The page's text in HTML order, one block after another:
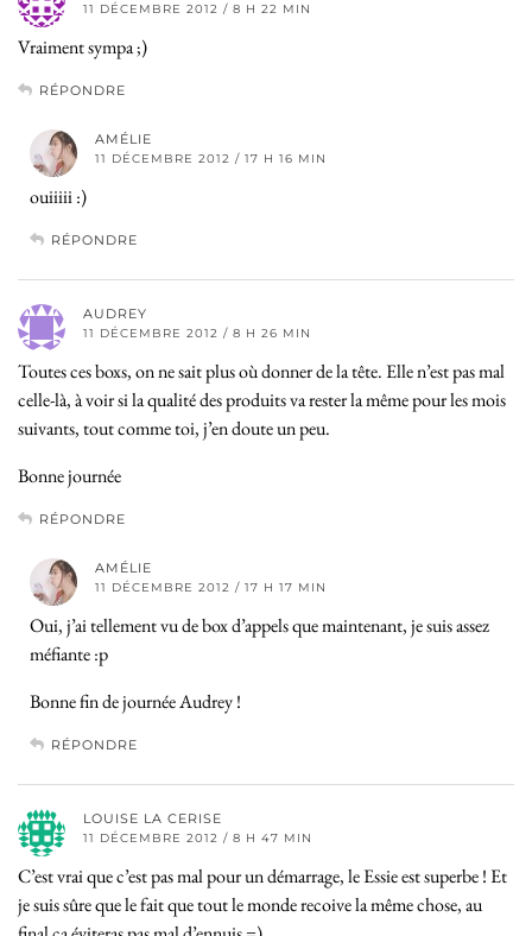
11 DÉCEMBRE 2012 / 8 H 22 MIN
Vraiment sympa ;)
RÉPONDRE
AMÉLIE
11 DÉCEMBRE 2012 / 17 H 16 MIN
ouiiiii :)
RÉPONDRE
AUDREY
11 DÉCEMBRE 2012 / 8 H 26 MIN
Toutes ces boxs, on ne sait plus où donner de la tête. Elle n’est pas mal
celle-là, à voir si la qualité des produits va rester la même pour les mois
suivants, tout comme toi, j’en doute un peu.
Bonne journée
RÉPONDRE
AMÉLIE
11 DÉCEMBRE 2012 / 17 H 17 MIN
Oui, j’ai tellement vu de box d’appels que maintenant, je suis assez
méfiante :p
Bonne fin de journée Audrey !
RÉPONDRE
LOUISE LA CERISE
11 DÉCEMBRE 2012 / 8 H 47 MIN
C’est vrai que c’est pas mal pour un démarrage, le Essie est superbe ! Et
je suis sûre que le fait que tout le monde recoive la même chose, au